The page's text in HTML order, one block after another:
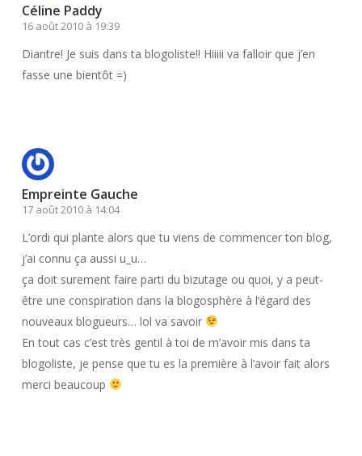
Céline Paddy
16 août 2010 à 19:39
Diantre! Je suis dans ta blogoliste!! Hiiiii va falloir que j’en
fasse une bientôt =)
Empreinte Gauche
17 août 2010 à 14:04
L’ordi qui plante alors que tu viens de commencer ton blog,
j’ai connu ça aussi u_u…
ça doit surement faire parti du bizutage ou quoi, y a peut-
être une conspiration dans la blogosphère à l’égard des
nouveaux blogueurs… lol va savoir
En tout cas c’est très gentil à toi de m’avoir mis dans ta
blogoliste, je pense que tu es la première à l’avoir fait alors
merci beaucoup